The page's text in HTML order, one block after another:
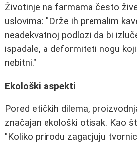
Životinje na farmama često
uslovima: "Drže ih premalim
neadekvatnoj podlozi da bi
ispadale, a deformiteti nogu
nebitni."
Ekološki aspekti
Pored etičkih dilema,
značajan ekološki otisak. Kao
"Koliko prirodu zagadjuju